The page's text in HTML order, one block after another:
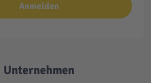
Anmelden
Unternehmen